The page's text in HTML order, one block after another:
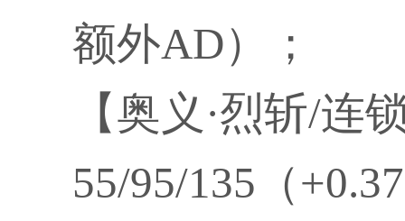
额外AD）；
【奥义·烈斩/连
55/95/135（